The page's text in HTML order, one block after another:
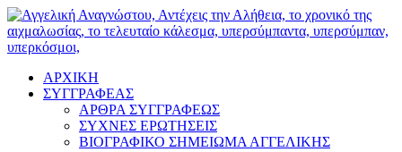
ΑΡΧΙΚΗ
ΣΥΓΓΡΑΦΕΑΣ
ΑΡΘΡΑ ΣΥΓΓΡΑΦΕΩΣ
ΣΥΧΝΕΣ ΕΡΩΤΗΣΕΙΣ
ΒΙΟΓΡΑΦΙΚΟ ΣΗΜΕΙΩΜΑ ΑΓΓΕΛΙΚΗΣ